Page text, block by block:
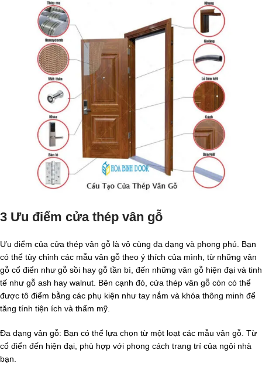
3 Ưu điểm cửa thép vân gỗ
Ưu điểm của cửa thép vân gỗ là vô cùng đa dạng và phong phú. Bạn
có thể tùy chỉnh các mẫu vân gỗ theo ý thích của mình, từ những vân
gỗ cổ điển như gỗ sồi hay gỗ tần bì, đến những vân gỗ hiện đại và tinh
tế như gỗ ash hay walnut. Bên cạnh đó, cửa thép vân gỗ còn có thể
được tô điểm bằng các phụ kiện như tay nắm và khóa thông minh để
tăng tính tiện ích và thẩm mỹ.
Đa dạng vân gỗ: Bạn có thể lựa chọn từ một loạt các mẫu vân gỗ. Từ
cổ điển đến hiện đại, phù hợp với phong cách trang trí của ngôi nhà
bạn.